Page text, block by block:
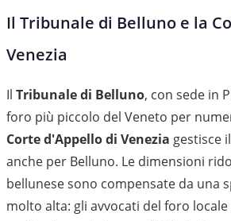
Il Tribunale di Belluno e la
Venezia
Il Tribunale di Belluno, con sede in
foro più piccolo del Veneto per
Corte d'Appello di Venezia gestisce
anche per Belluno. Le dimensioni
bellunese sono compensate da una
molto alta: gli avvocati del foro